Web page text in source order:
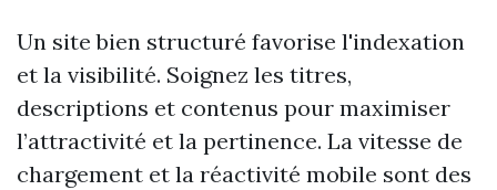
Un site bien structuré favorise l'indexation
et la visibilité. Soignez les titres,
descriptions et contenus pour maximiser
l’attractivité et la pertinence. La vitesse de
chargement et la réactivité mobile sont des